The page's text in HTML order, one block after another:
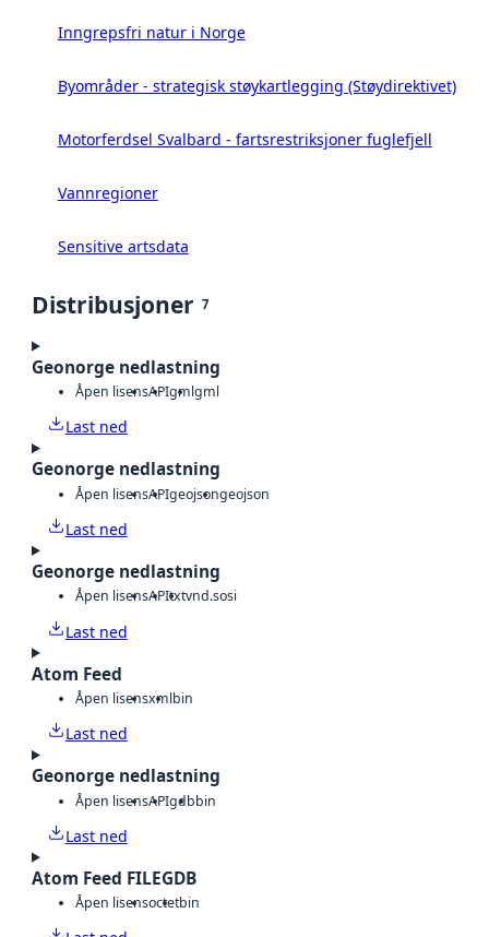
Inngrepsfri natur i Norge
Byområder - strategisk støykartlegging (Støydirektivet)
Motorferdsel Svalbard - fartsrestriksjoner fuglefjell
Vannregioner
Sensitive artsdata
Distribusjoner 7
Geonorge nedlastning
Åpen lisensAPIgmlgml
Last ned
Geonorge nedlastning
Åpen lisensAPIgeojsongeojson
Last ned
Geonorge nedlastning
Åpen lisensAPItxtvnd.sosi
Last ned
Atom Feed
Åpen lisensxmlbin
Last ned
Geonorge nedlastning
Åpen lisensAPIgdbbin
Last ned
Atom Feed FILEGDB
Åpen lisensoctetbin